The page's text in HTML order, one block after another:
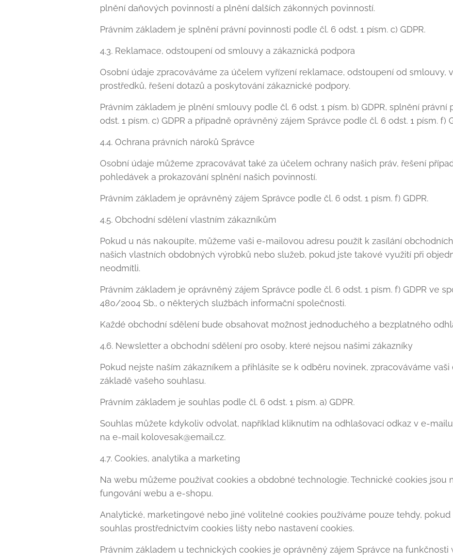
plnění daňových povinností a plnění dalších zákonných povinností.
Právním základem je splnění právní povinnosti podle čl. 6 odst. 1 písm. c) GDPR.
4.3. Reklamace, odstoupení od smlouvy a zákaznická podpora
Osobní údaje zpracováváme za účelem vyřízení reklamace, odstoupení od smlouvy,
prostředků, řešení dotazů a poskytování zákaznické podpory.
Právním základem je plnění smlouvy podle čl. 6 odst. 1 písm. b) GDPR, splnění právní
odst. 1 písm. c) GDPR a případně oprávněný zájem Správce podle čl. 6 odst. 1 písm. f)
4.4. Ochrana právních nároků Správce
Osobní údaje můžeme zpracovávat také za účelem ochrany našich práv, řešení
pohledávek a prokazování splnění našich povinností.
Právním základem je oprávněný zájem Správce podle čl. 6 odst. 1 písm. f) GDPR.
4.5. Obchodní sdělení vlastním zákazníkům
Pokud u nás nakoupíte, můžeme vaši e-mailovou adresu použít k zasílání
našich vlastních obdobných výrobků nebo služeb, pokud jste takové využití při
neodmítli.
Právním základem je oprávněný zájem Správce podle čl. 6 odst. 1 písm. f) GDPR ve
480/2004 Sb., o některých službách informační společnosti.
Každé obchodní sdělení bude obsahovat možnost jednoduchého a bezplatného
4.6. Newsletter a obchodní sdělení pro osoby, které nejsou našimi zákazníky
Pokud nejste naším zákazníkem a přihlásíte se k odběru novinek, zpracováváme
základě vašeho souhlasu.
Právním základem je souhlas podle čl. 6 odst. 1 písm. a) GDPR.
Souhlas můžete kdykoliv odvolat, například kliknutím na odhlašovací odkaz v e-
na e-mail kolovesak@email.cz.
4.7. Cookies, analytika a marketing
Na webu můžeme používat cookies a obdobné technologie. Technické cookies jsou
fungování webu a e-shopu.
Analytické, marketingové nebo jiné volitelné cookies používáme pouze tehdy,
souhlas prostřednictvím cookies lišty nebo nastavení cookies.
Právním základem u technických cookies je oprávněný zájem Správce na funkčnosti